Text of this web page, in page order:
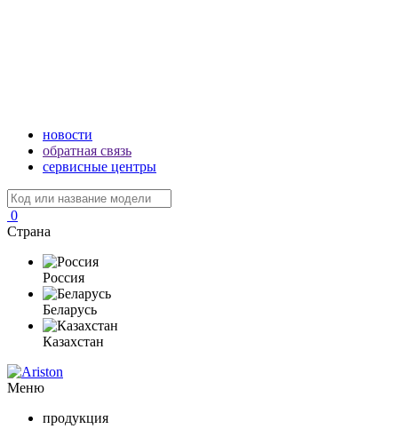
новости
обратная связь
сервисные центры
0
Страна
Россия
Беларусь
Казахстан
Меню
продукция